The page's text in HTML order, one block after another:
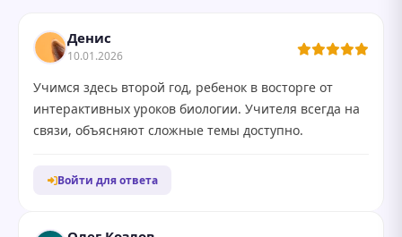
Денис
10.01.2026
Учимся здесь второй год, ребенок в восторге от
интерактивных уроков биологии. Учителя всегда на
связи, объясняют сложные темы доступно.
Войти для ответа